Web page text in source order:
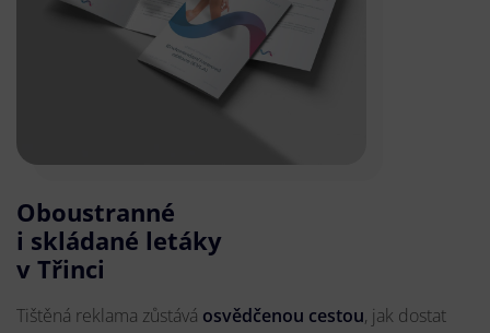
Oboustranné
i skládané letáky
v Třinci
Tištěná reklama zůstává osvědčenou cestou, jak dostat